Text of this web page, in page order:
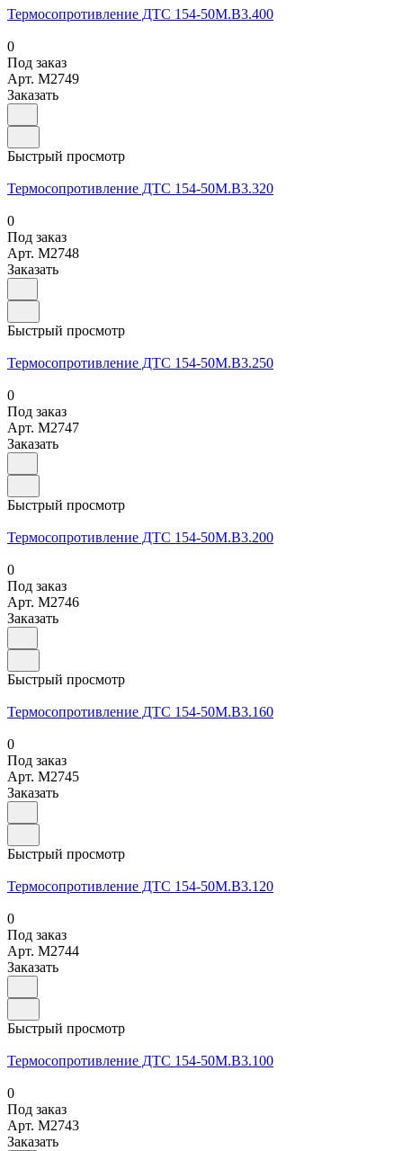
Термосопротивление ДТС 154-50М.В3.400
0
Под заказ
Арт. M2749
Заказать
Быстрый просмотр
Термосопротивление ДТС 154-50М.В3.320
0
Под заказ
Арт. M2748
Заказать
Быстрый просмотр
Термосопротивление ДТС 154-50М.В3.250
0
Под заказ
Арт. M2747
Заказать
Быстрый просмотр
Термосопротивление ДТС 154-50М.В3.200
0
Под заказ
Арт. M2746
Заказать
Быстрый просмотр
Термосопротивление ДТС 154-50М.В3.160
0
Под заказ
Арт. M2745
Заказать
Быстрый просмотр
Термосопротивление ДТС 154-50М.В3.120
0
Под заказ
Арт. M2744
Заказать
Быстрый просмотр
Термосопротивление ДТС 154-50М.В3.100
0
Под заказ
Арт. M2743
Заказать